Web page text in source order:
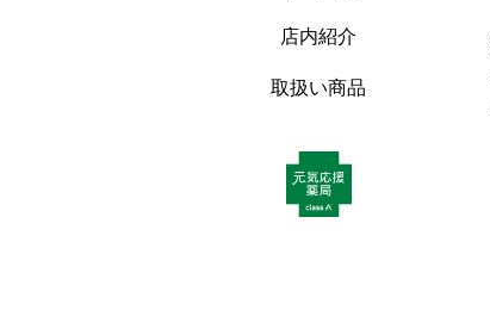
店内紹介
取扱い商品